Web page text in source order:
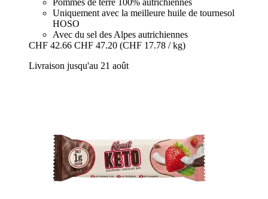
Pommes de terre 100% autrichiennes
Uniquement avec la meilleure huile de tournesol
HOSO
Avec du sel des Alpes autrichiennes
CHF 42.66 CHF 47.20 (CHF 17.78 / kg)
Livraison jusqu'au 21 août